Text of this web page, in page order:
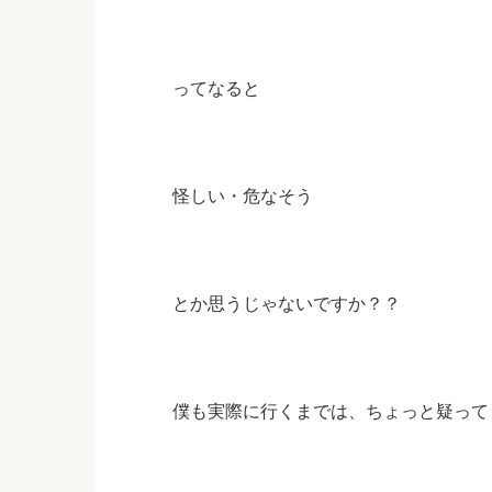
ってなると
怪しい・危なそう
とか思うじゃないですか？？
僕も実際に行くまでは、ちょっと疑っ